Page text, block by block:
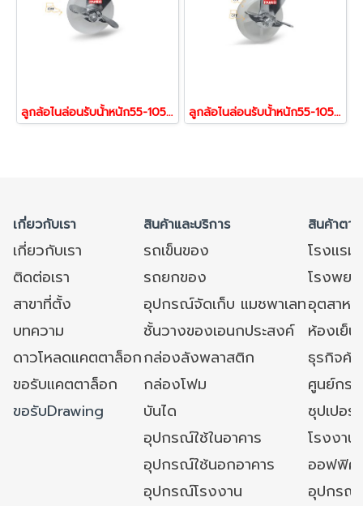
ลูกล้อไนล่อนรับน้้าหนัก55-105กก.แป้นเบรก รุ่น Mover ยี่ห้อ PAREO 06034,06041 ลูกล้อไนล่อนรับน้้าหนัก55-105กก.สกรูเบรก รุ่น Mover ยี่ห้อ PAREO 06072,06089
เกี่ยวกับเรา สินค้าและบริการ สินค้าตา
เกี่ยวกับเรา รถเข็นของ
โรงแร
ติดต่อเรา
รถยกของ
โรงพย
สาขาที่ตั้ง
อุปกรณ์จัดเก็บ แมชพาเลทอุตสาหก
บทความ
ชั้นวางของเอนกประสงค์
ห้องเย็
ดาวโหลดแคตตาล็อกกล่องลังพลาสติก
ธุรกิจค้
ขอรับแคตตาล็อก
กล่องโฟม
ศูนย์กร
ขอรับDrawing
บันได
ซุปเปอ
อุปกรณ์ใช้ในอาคาร
โรงงา
อุปกรณ์ใช้นอกอาคาร
ออฟฟิศ/
อุปกรณ์โรงงาน
อุปกรณ์